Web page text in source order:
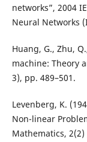
networks”, 2004
Neural Networks
Huang, G., Zhu,
machine: Theory
3), pp. 489–501.
Levenberg, K.
Non-linear
Mathematics, 2(2)